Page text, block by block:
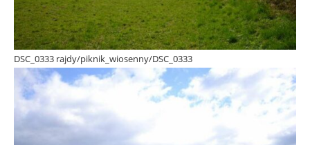
DSC_0333 rajdy/piknik_wiosenny/DSC_0333